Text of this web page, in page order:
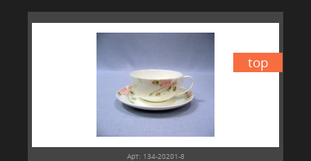
top
Арт: 134-20201-8